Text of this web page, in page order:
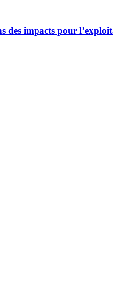
des impacts pour